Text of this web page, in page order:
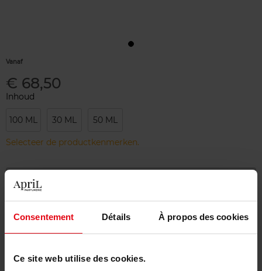
Consentement Détails À propos des cookies
Ce site web utilise des cookies.
Vanaf
€ 68,50
Inhoud
100 ML 30 ML 50 ML
Selecteer de productkenmerken.
Gratis levering bij aankoop van min. 55€
Gratis retour in je winkelpunt
Gratis verpakking